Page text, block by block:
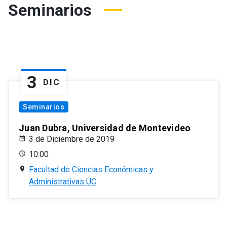
Seminarios
3 DIC
Seminarios
Juan Dubra, Universidad de Montevideo
3 de Diciembre de 2019
10:00
Facultad de Ciencias Económicas y
Administrativas UC